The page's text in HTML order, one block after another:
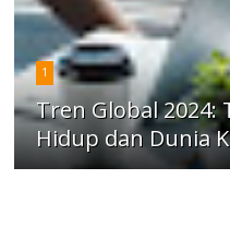
1
Tren Global 2024:
Hidup dan Dunia